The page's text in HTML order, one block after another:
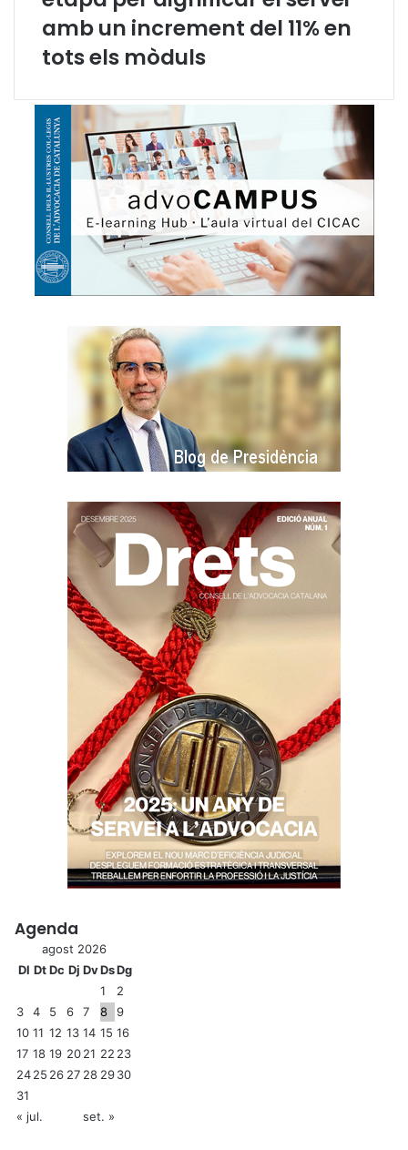
y
amb un increment del 11% en
tots els mòduls
Agenda
agost 2026
Dl DtDc Dj DvDsDg
1
2
3
4 5 6 7 8
9
10 11 12 13 14 15 16
17 18 19 2021 22 23
2425 26 27 28 2930
31
« jul.
set. »